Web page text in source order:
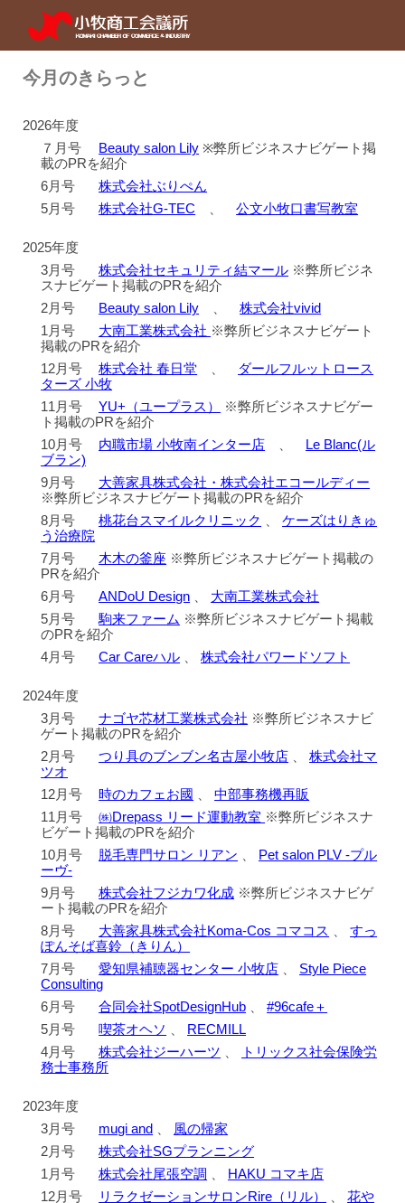
Skip to main content
今月のきらっと
2026年度
７ 月号 Beauty salon Lily ※弊所ビジネスナビゲート掲
載のPRを紹介
6月号
株式会社ぶりぺん
5月号 株式会社G-TEC 、公文小牧口書写教室
2025年度
3月号 株式会社セキュリティ結マール ※弊所ビジネ
スナビゲート掲載のPRを紹介
2月号
Beauty salon Lily 、株式会社vivid
1月号
大南工業株式会社 ※弊所ビジネスナビゲート
掲載のPRを紹介
12月号
株式会社 春日堂
ダールフルットロース
ターズ 小牧
11月号
YU+（ユープラス）
※弊所ビジネスナビゲー
ト掲載のPRを紹介
10月号
内職市場 小牧南インター店
Le Blanc(ル
ブラン)
9月号
大善家具株式会社・株式会社エコールディー
※弊所ビジネスナビゲート掲載のPRを紹介
8月号
桃花台スマイルクリニック 、ケーズはりきゅ
う治療院
7月号
木木の釜座 ※弊所ビジネスナビゲート掲載の
PRを紹介
6月号
ANDoU Design
大南工業株式会社
5月号
駒来ファーム ※弊所ビジネスナビゲート掲載
のPRを紹介
4月号
Car Careハル 、株式会社パワードソフト
2024年度
3月号
ナゴヤ芯材工業株式会社 ※弊所ビジネスナビ
ゲート掲載のPRを紹介
2月号
つり具のブンブン名古屋小牧店 、株式会社マ
ツオ
12月号
時のカフェお國 、中部事務機再販
11月号
㈱Drepass リード運動教室 ※弊所ビジネスナ
ビゲート掲載のPRを紹介
10月号
脱毛専門サロン リアン
Pet salon PLV -プル
ーヴ-
9月号
株式会社フジカワ化成 ※弊所ビジネスナビゲ
ート掲載のPRを紹介
8月号
大善家具株式会社Koma-Cos コマコス 、すっ
ぽんそば喜鈴（きりん）
7月号
愛知県補聴器センター 小牧店
Style Piece
Consulting
6月号
合同会社SpotDesignHub 、#96cafe＋
5月号
喫茶オヘソ
RECMILL
4月号
株式会社ジーハーツ
トリックス社会保険労
務士事務所
2023年度
3月号
mugi and
風の帰家
2月号
株式会社SGプランニング
1月号
株式会社尾張空調
HAKU コマキ店
12月号
リラクゼーションサロンRire（リル） 、花や